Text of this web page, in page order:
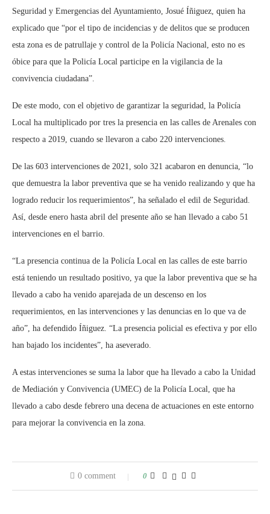
Seguridad y Emergencias del Ayuntamiento, Josué Íñiguez, quien ha
explicado que “por el tipo de incidencias y de delitos que se producen
esta zona es de patrullaje y control de la Policía Nacional, esto no es
óbice para que la Policía Local participe en la vigilancia de la
convivencia ciudadana”.
De este modo, con el objetivo de garantizar la seguridad, la Policía
Local ha multiplicado por tres la presencia en las calles de Arenales con
respecto a 2019, cuando se llevaron a cabo 220 intervenciones.
De las 603 intervenciones de 2021, solo 321 acabaron en denuncia, “lo
que demuestra la labor preventiva que se ha venido realizando y que ha
logrado reducir los requerimientos”, ha señalado el edil de Seguridad.
Así, desde enero hasta abril del presente año se han llevado a cabo 51
intervenciones en el barrio.
“La presencia continua de la Policía Local en las calles de este barrio
está teniendo un resultado positivo, ya que la labor preventiva que se ha
llevado a cabo ha venido aparejada de un descenso en los
requerimientos, en las intervenciones y las denuncias en lo que va de
año”, ha defendido Íñiguez. “La presencia policial es efectiva y por ello
han bajado los incidentes”, ha aseverado.
A estas intervenciones se suma la labor que ha llevado a cabo la Unidad
de Mediación y Convivencia (UMEC) de la Policía Local, que ha
llevado a cabo desde febrero una decena de actuaciones en este entorno
para mejorar la convivencia en la zona.
0 comment 0